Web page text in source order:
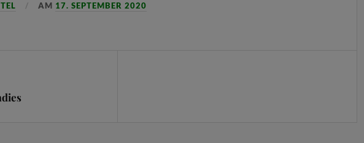
AM 17. SEPTEMBER 2020